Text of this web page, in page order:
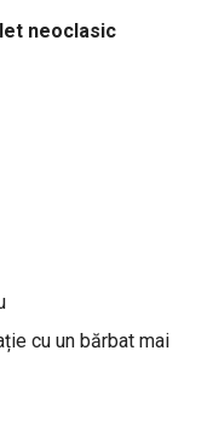
neoclasic
cu un bărbat mai